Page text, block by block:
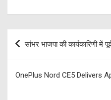
Post
सांभर भाजपा की कार्यकारिणी में
OnePlus Nord CE5 Delivers